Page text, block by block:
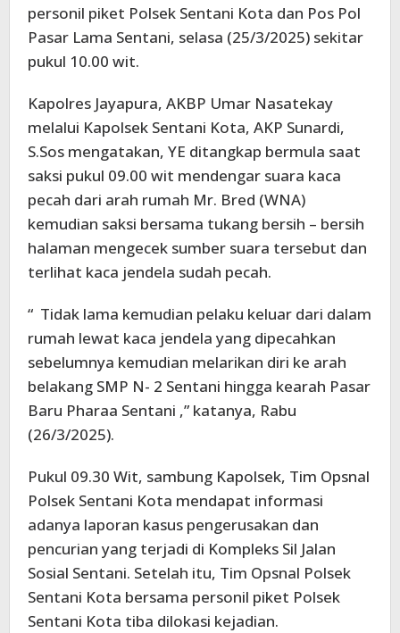
personil piket Polsek Sentani Kota dan Pos Pol
Pasar Lama Sentani, selasa (25/3/2025) sekitar
pukul 10.00 wit.
Kapolres Jayapura, AKBP Umar Nasatekay
melalui Kapolsek Sentani Kota, AKP Sunardi,
S.Sos mengatakan, YE ditangkap bermula saat
saksi pukul 09.00 wit mendengar suara kaca
pecah dari arah rumah Mr. Bred (WNA)
kemudian saksi bersama tukang bersih – bersih
halaman mengecek sumber suara tersebut dan
terlihat kaca jendela sudah pecah.
“ Tidak lama kemudian pelaku keluar dari dalam
rumah lewat kaca jendela yang dipecahkan
sebelumnya kemudian melarikan diri ke arah
belakang SMP N- 2 Sentani hingga kearah Pasar
Baru Pharaa Sentani ,” katanya, Rabu
(26/3/2025).
Pukul 09.30 Wit, sambung Kapolsek, Tim Opsnal
Polsek Sentani Kota mendapat informasi
adanya laporan kasus pengerusakan dan
pencurian yang terjadi di Kompleks Sil Jalan
Sosial Sentani. Setelah itu, Tim Opsnal Polsek
Sentani Kota bersama personil piket Polsek
Sentani Kota tiba dilokasi kejadian.